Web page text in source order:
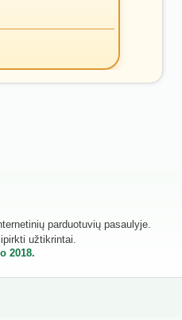
parduotuvių pasaulyje.
užtikrintai.
2018.